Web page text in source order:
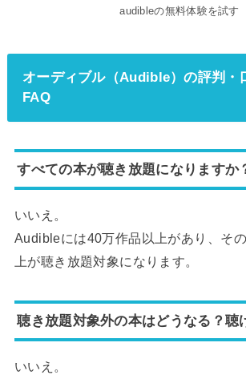
audibleの無料体験を試す
オーディブル（Audible）の評判・
FAQ
すべての本が聴き放題になりますか
いいえ。
Audibleには40万作品以上があり、そ
上が聴き放題対象になります。
聴き放題対象外の本はどうなる？聴
いいえ。